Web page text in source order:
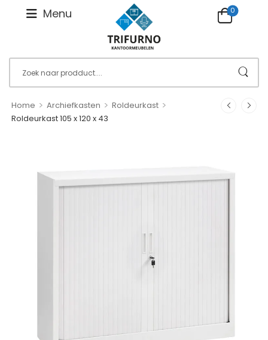
Menu 0
Home > Archiefkasten > Roldeurkast >
Roldeurkast 105 x 120 x 43